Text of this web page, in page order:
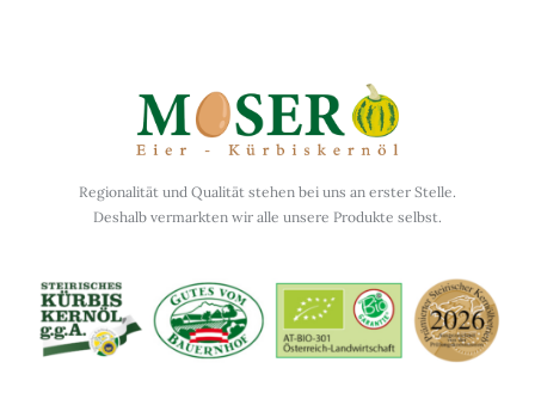
Regionalität und Qualität stehen bei uns an erster Stelle.
Deshalb vermarkten wir alle unsere Produkte selbst.